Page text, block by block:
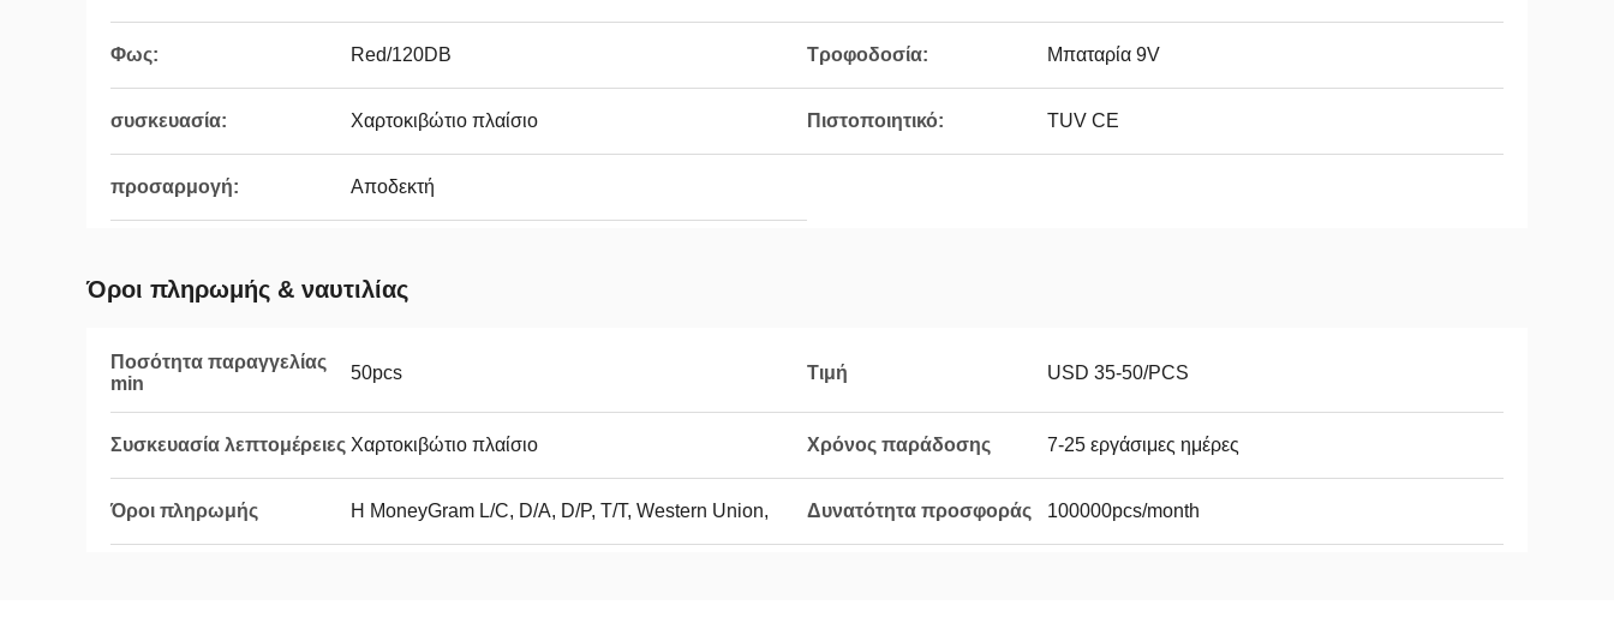
Φως: Red/120DB Τροφοδοσία: Μπαταρία 9V
συσκευασία: Χαρτοκιβώτιο πλαίσιο Πιστοποιητικό: TUV CE
προσαρμογή: Αποδεκτή
Όροι πληρωμής & ναυτιλίας
Ποσότητα παραγγελίας
min
50pcs Τιμή USD 35-50/PCS
Συσκευασία λεπτομέρειες Χαρτοκιβώτιο πλαίσιο Χρόνος παράδοσης 7-25 εργάσιμες ημέρες
Όροι πληρωμής Η MoneyGram L/C, D/A, D/P, T/T, Western Union, Δυνατότητα προσφοράς 100000pcs/month